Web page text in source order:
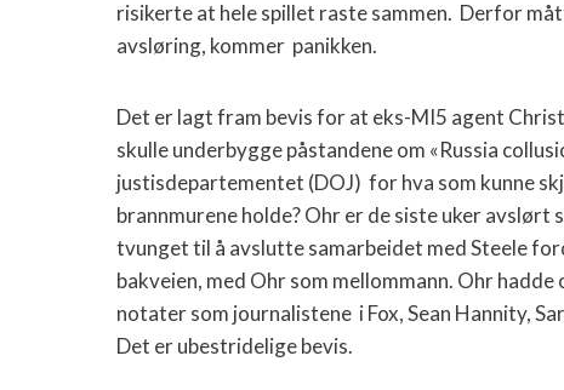
risikerte at hele spillet raste sammen. Derfor
avsløring, kommer panikken.
Det er lagt fram bevis for at eks-MI5 agent
skulle underbygge påstandene om «Russia
justisdepartementet (DOJ) for hva som kunne
brannmurene holde?Ohr er de siste uker avslørt
tvunget til å avslutte samarbeidet med Steele
bakveien, med Ohr som mellommann. Ohr
notater som journalistene i Fox, Sean Hannity,
Det er ubestridelige bevis.